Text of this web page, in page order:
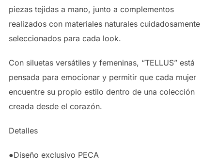
piezas tejidas a mano, junto a complementos
realizados con materiales naturales cuidadosamente
seleccionados para cada look.
Con siluetas versátiles y femeninas, “TELLUS” está
pensada para emocionar y permitir que cada mujer
encuentre su propio estilo dentro de una colección
creada desde el corazón.
Detalles
●Diseño exclusivo PECA